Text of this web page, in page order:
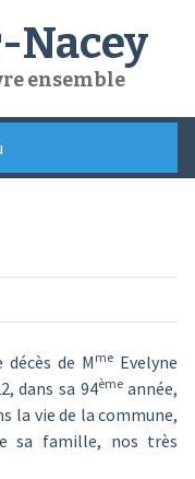
Nacey
ensemble
de M me Evelyne
dans sa 94èmeannée,
la vie de la commune,
sa famille, nos très